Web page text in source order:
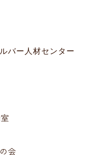
バー人材センター
会